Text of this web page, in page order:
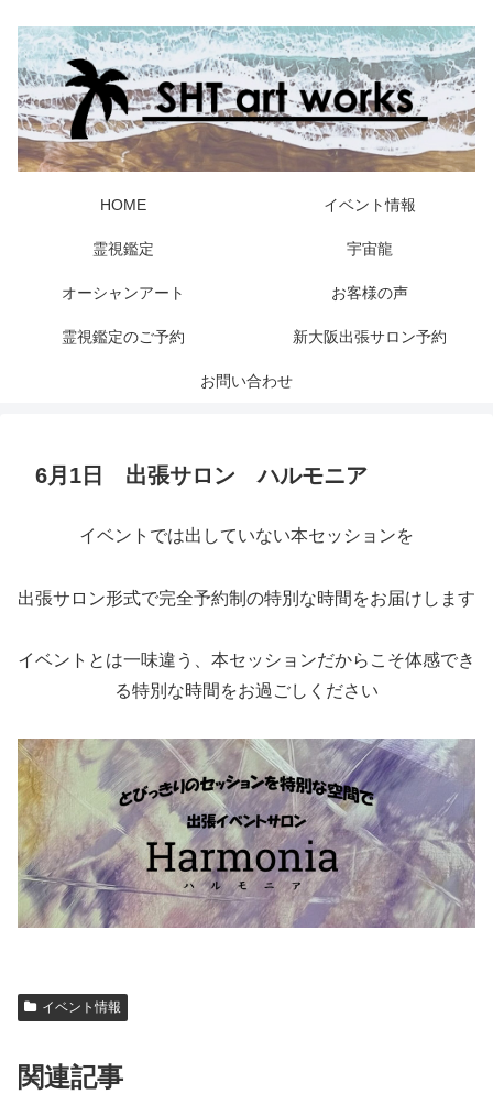
HOME イベント情報
霊視鑑定 宇宙龍
オーシャンアート お客様の声
霊視鑑定のご予約 新大阪出張サロン予約
お問い合わせ
6月1日 出張サロン ハルモニア
イベントでは出していない本セッションを
出張サロン形式で完全予約制の特別な時間をお届けします
イベントとは一味違う、本セッションだからこそ体感でき
る特別な時間をお過ごしください
イベント情報
関連記事